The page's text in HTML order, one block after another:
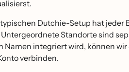
Dutchie-Setup hat
Standorte sind
Namen integriert wird, können
verbinden.